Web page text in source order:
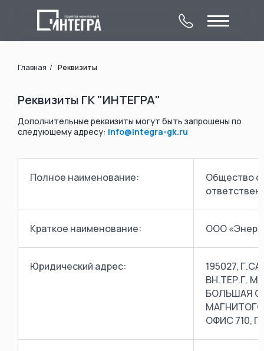
обследование
О компании
Главная / Реквизиты
Реквизиты ГК "ИНТЕГРА"
Дополнительные реквизиты могут быть запрошены по
следующему адресу: info@integra-gk.ru
Полное наименование:
Общество с
Краткое наименование: ООО
Юридический адрес:
195027,
ВН.ТЕР.Г.
БОЛЬШАЯ
ОФИС 710,